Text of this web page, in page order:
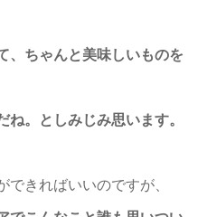
、ちゃんと美味しいものを
ね。としみじみ思います。
できればいいのですが、